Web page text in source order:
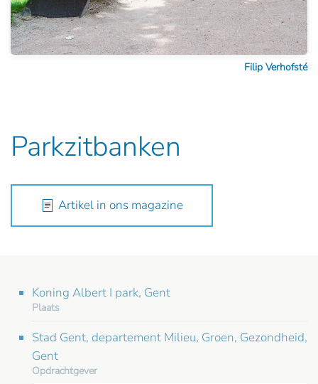
Filip Verhofsté
Parkzitbanken
Artikel in ons magazine
Koning Albert I park, Gent
Plaats
Stad Gent, departement Milieu, Groen, Gezondheid,
Gent
Opdrachtgever